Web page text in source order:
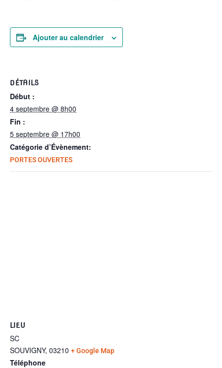
Ajouter au calendrier
DÉTAILS
Début :
4 septembre @ 8h00
Fin :
5 septembre @ 17h00
Catégorie d’Évènement:
PORTES OUVERTES
LIEU
SC
SOUVIGNY, 03210 + Google Map
Téléphone